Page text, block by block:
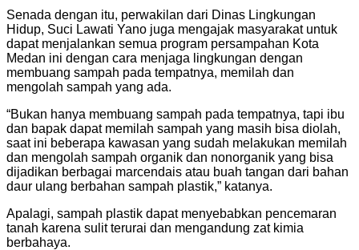
Senada dengan itu, perwakilan dari Dinas Lingkungan
Hidup, Suci Lawati Yano juga mengajak masyarakat untuk
dapat menjalankan semua program persampahan Kota
Medan ini dengan cara menjaga lingkungan dengan
membuang sampah pada tempatnya, memilah dan
mengolah sampah yang ada.
“Bukan hanya membuang sampah pada tempatnya, tapi ibu
dan bapak dapat memilah sampah yang masih bisa diolah,
saat ini beberapa kawasan yang sudah melakukan memilah
dan mengolah sampah organik dan nonorganik yang bisa
dijadikan berbagai marcendais atau buah tangan dari bahan
daur ulang berbahan sampah plastik,” katanya.
Apalagi, sampah plastik dapat menyebabkan pencemaran
tanah karena sulit terurai dan mengandung zat kimia
berbahaya.